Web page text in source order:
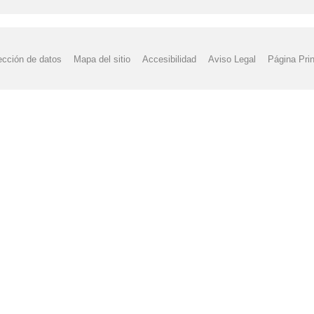
de datos Mapa del sitio Accesibilidad Aviso Legal Página